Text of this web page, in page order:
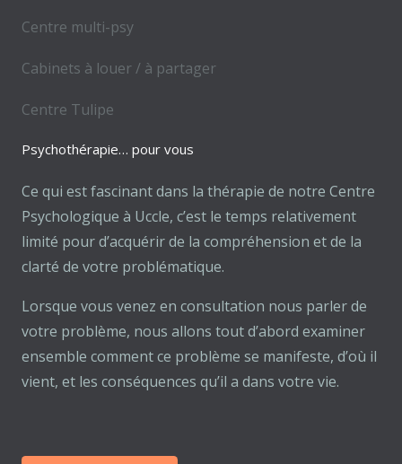
Centre multi-psy
Cabinets à louer / à partager
Centre Tulipe
Psychothérapie… pour vous
Ce qui est fascinant dans la thérapie de notre Centre
Psychologique à Uccle, c’est le temps relativement
limité pour d’acquérir de la compréhension et de la
clarté de votre problématique.
Lorsque vous venez en consultation nous parler de
votre problème, nous allons tout d’abord examiner
ensemble comment ce problème se manifeste, d’où il
vient, et les conséquences qu’il a dans votre vie.